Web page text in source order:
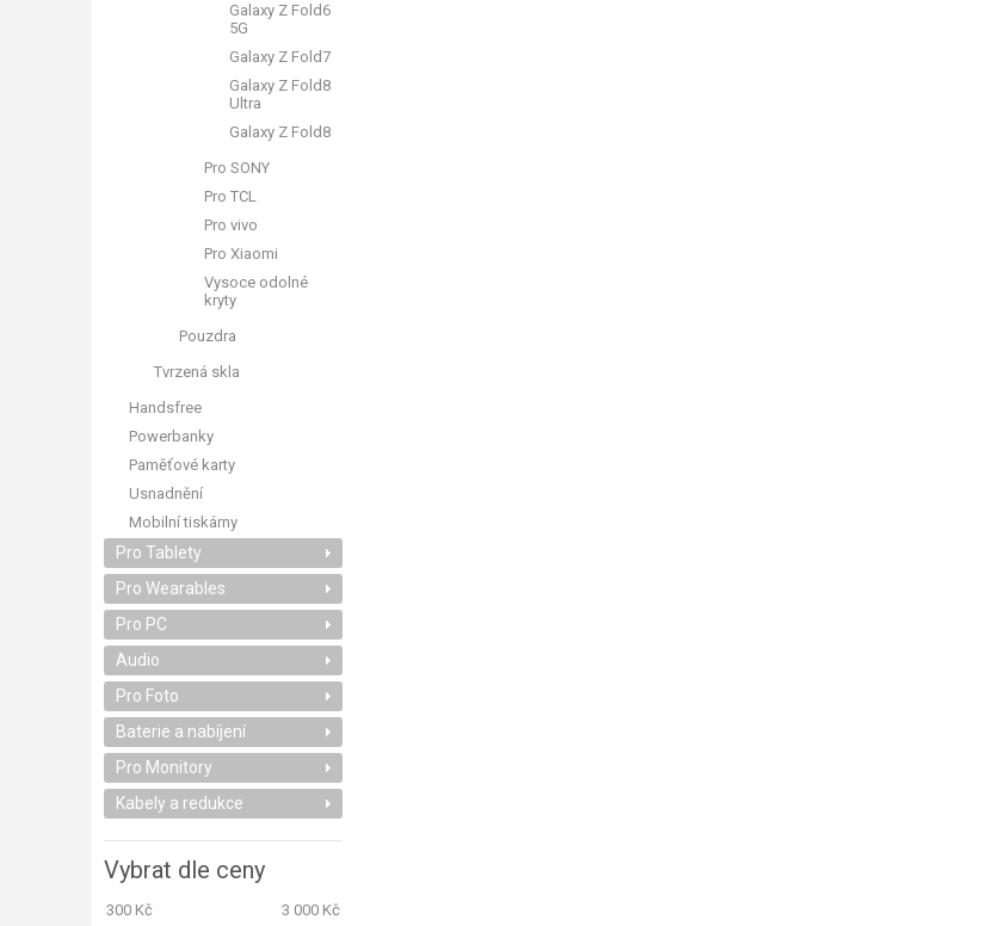
Galaxy Z Fold6
5G
Galaxy Z Fold7
Galaxy Z Fold8
Ultra
Galaxy Z Fold8
Pro SONY
Pro TCL
Pro vivo
Pro Xiaomi
Vysoce odolné
kryty
Pouzdra
Tvrzená skla
Handsfree
Powerbanky
Paměťové karty
Usnadnění
Mobilní tiskárny
Pro Tablety
Pro Wearables
Pro PC
Audio
Pro Foto
Baterie a nabíjení
Pro Monitory
Kabely a redukce
Vybrat dle ceny
300 Kč 3 000 Kč